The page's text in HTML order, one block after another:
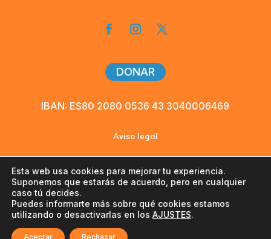
DONAR
IBAN: ES80 2080 0536 43 3040006469
Aviso legal
©2026 Lusekelo-Alegría. Todos los derechos
reservados
Esta web usa cookies para mejorar tu experiencia.
Suponemos que estarás de acuerdo, pero en cualquier
caso tú decides.
Puedes informarte más sobre qué cookies estamos
utilizando o desactivarlas en los AJUSTES.
Aceptar Rechazar